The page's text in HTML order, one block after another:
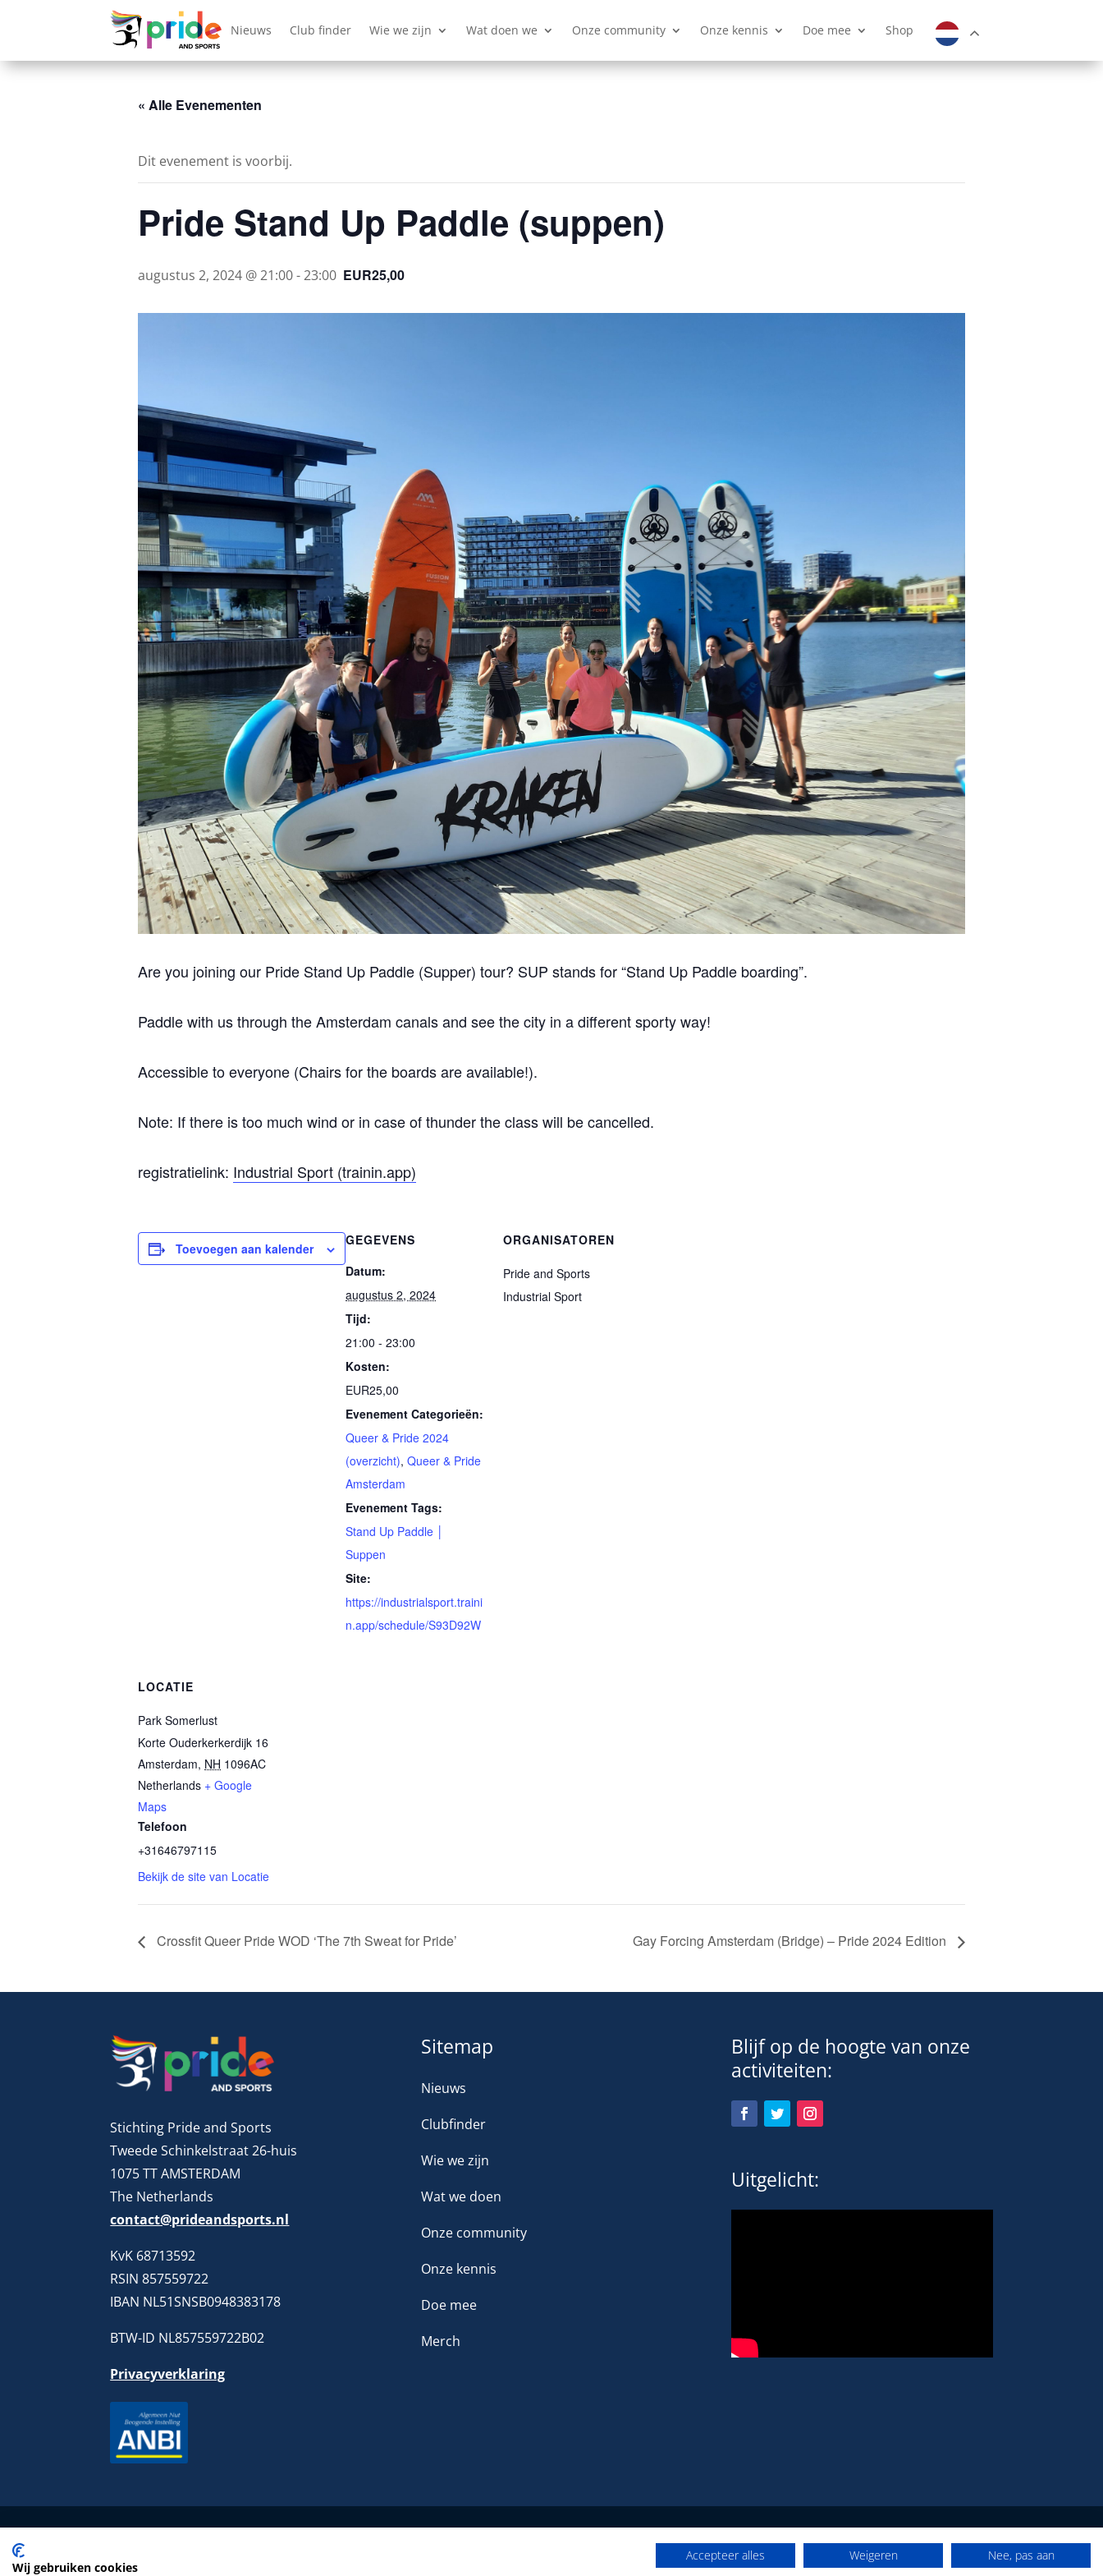
Nieuws Club finder Wie we zijn Wat doen we Onze community Onze kennis Doe mee Shop
« Alle Evenementen
Dit evenement is voorbij.
Pride Stand Up Paddle (suppen)
augustus 2, 2024 @ 21:00-23:00 EUR25,00
Are you joining our Pride Stand Up Paddle (Supper) tour? SUP stands for “Stand Up Paddle boarding”.
Paddle with us through the Amsterdam canals and see the city in a different sporty way!
Accessible to everyone (Chairs for the boards are available!).
Note: If there is too much wind or in case of thunder the class will be cancelled.
registratielink: Industrial Sport (trainin.app)
Toevoegen aan kalender
GEGEVENS
Datum:
augustus 2, 2024
Tijd:
21:00 - 23:00
Kosten:
EUR25,00
Evenement Categorieën:
Queer & Pride 2024
(overzicht), Queer & Pride
Amsterdam
Evenement Tags:
Stand Up Paddle │
Suppen
Site:
https://industrialsport.traini
n.app/schedule/S93D92W
ORGANISATOREN
Pride and Sports
Industrial Sport
LOCATIE
Park Somerlust
Korte Ouderkerkerdijk 16
Amsterdam, NH 1096AC
Netherlands + Google
Maps
Telefoon
+31646797115
Bekijk de site van Locatie
Crossfit Queer Pride WOD ‘The 7th Sweat for Pride’ Gay Forcing Amsterdam (Bridge) – Pride 2024 Edition
Stichting Pride and Sports
Tweede Schinkelstraat 26-huis
1075 TT AMSTERDAM
The Netherlands
contact@prideandsports.nl
KvK 68713592
RSIN 857559722
IBAN NL51SNSB0948383178
BTW-ID NL857559722B02
Privacyverklaring
Sitemap
Nieuws
Clubfinder
Wie we zijn
Wat we doen
Onze community
Onze kennis
Doe mee
Merch
Blijf op de hoogte van onze
activiteiten:
Uitgelicht:
Het platform voor LHBTIQ+ in de sport
Wij gebruiken cookies
Accepteer alles Weigeren Nee, pas aan